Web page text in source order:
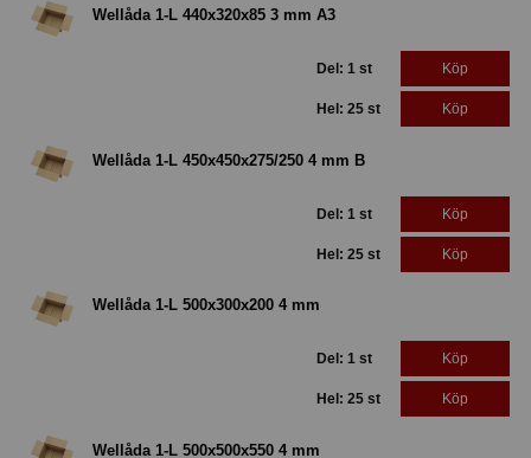
Wellåda 1-L 440x320x85 3 mm A3
Del: 1 st Köp
Hel: 25 st Köp
Wellåda 1-L 450x450x275/250 4 mm B
Del: 1 st Köp
Hel: 25 st Köp
Wellåda 1-L 500x300x200 4 mm
Del: 1 st Köp
Hel: 25 st Köp
Wellåda 1-L 500x500x550 4 mm